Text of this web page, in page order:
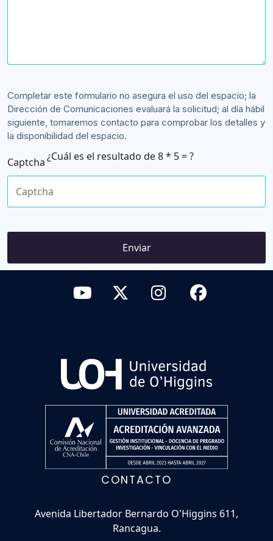
Completar este formulario no asegura el uso del espacio; la
Dirección de Comunicaciones evaluará la solicitud; al día hábil
siguiente, tomaremos contacto para comprobar los detalles y
la disponibilidad del espacio.
Captcha 8 * 5 = ?
that you are human.
CONTACTO
Avenida Libertador Bernardo O'Higgins 611,
Rancagua.